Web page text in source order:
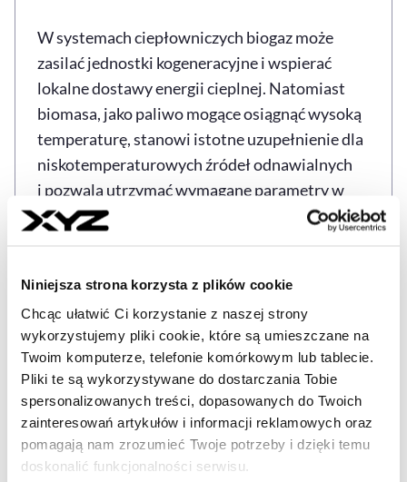
Niniejsza strona korzysta z plików cookie
Chcąc ułatwić Ci korzystanie z naszej strony
wykorzystujemy pliki cookie, które są umieszczane na
Twoim komputerze, telefonie komórkowym lub tablecie.
Pliki te są wykorzystywane do dostarczania Tobie
spersonalizowanych treści, dopasowanych do Twoich
zainteresowań artykułów i informacji reklamowych oraz
pomagają nam zrozumieć Twoje potrzeby i dzięki temu
doskonalić funkcjonalności serwisu.
W systemach ciepłowniczych biogaz może
zasilać jednostki kogeneracyjne i wspierać
lokalne dostawy energii cieplnej. Natomiast
biomasa, jako paliwo mogące osiągnąć wysoką
temperaturę, stanowi istotne uzupełnienie dla
niskotemperaturowych źródeł odnawialnych
i pozwala utrzymać wymagane parametry w
sieciach ciepłowniczych.
rozwoju OZE? Inwestorzy mówią o
niewykorzystanym potencjale
biogazu
Jej rola – jak podkreśla E.ON w komunikacie –
jest szczególnie istotna w mniejszych
systemach, które ze względów technicznych
lub ekonomicznych nie mogą opierać się